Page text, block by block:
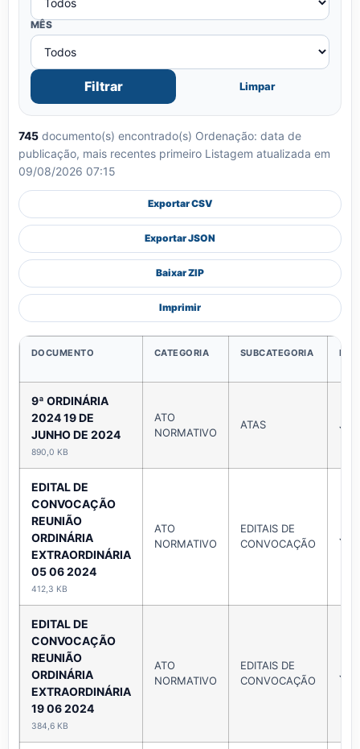
MÊS
Filtrar Limpar
745 documento(s) encontrado(s) Ordenação: data de
publicação, mais recentes primeiro Listagem atualizada em
09/08/2026 07:15
Exportar CSV
Exportar JSON
Baixar ZIP
Imprimir
DOCUMENTO CATEGORIA SUBCATEGORIA
9ª ORDINÁRIA
2024 19 DE
JUNHO DE 2024
890,0 KB
ATO
NORMATIVO
ATAS
EDITAL DE
CONVOCAÇÃO
REUNIÃO
ORDINÁRIA
EXTRAORDINÁRIA
05 06 2024
412,3 KB
ATO
NORMATIVO
EDITAIS DE
CONVOCAÇÃO
EDITAL DE
CONVOCAÇÃO
REUNIÃO
ORDINÁRIA
EXTRAORDINÁRIA
19 06 2024
384,6 KB
ATO
NORMATIVO
EDITAIS DE
CONVOCAÇÃO